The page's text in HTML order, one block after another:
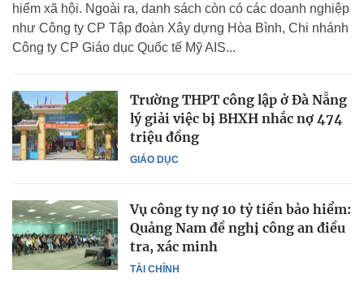
hiểm xã hội. Ngoài ra, danh sách còn có các doanh nghiệp
như Công ty CP Tập đoàn Xây dựng Hòa Bình, Chi nhánh
Công ty CP Giáo dục Quốc tế Mỹ AIS...
GIÁO DỤC
Trường THPT công lập ở Đà Nẵng
lý giải việc bị BHXH nhắc nợ 474
triệu đồng
TÀI CHÍNH
Vụ công ty nợ 10 tỷ tiền bảo hiểm:
Quảng Nam đề nghị công an điều
tra, xác minh